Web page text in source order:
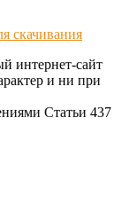
скачивания
интернет-сайт
и ни при
Статьи 437